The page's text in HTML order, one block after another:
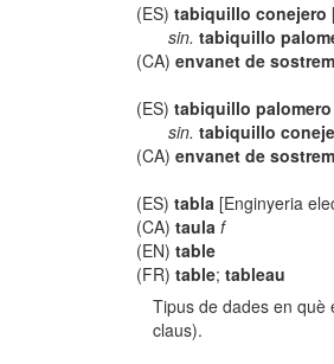
(ES)tabiquillo conejero
sin. tabiquillo
(CA)envanet de
(ES)tabiquillo palomero
sin. tabiquillo
(CA)envanet de
(ES)tabla [Enginyeria
(CA)taula f
(EN)table
(FR)table;tableau
Tipus de dades en què
claus).